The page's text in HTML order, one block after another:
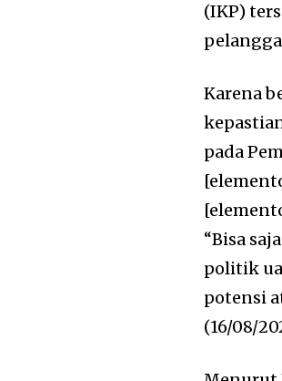
(IKP)
Karena
pada
“Bisa
politik
potensi
(16/08/